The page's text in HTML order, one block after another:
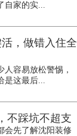
自家的实...
，做错入住全
人容易放松警惕，
是这最后...
不踩坑不超支
会先了解沈阳装修